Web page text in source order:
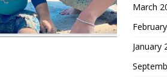
March
January